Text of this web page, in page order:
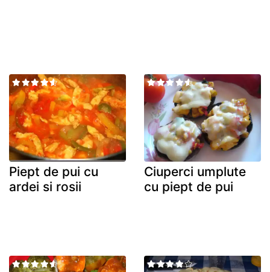
Piept de pui cu
ardei si rosii
Ciuperci umplute
cu piept de pui